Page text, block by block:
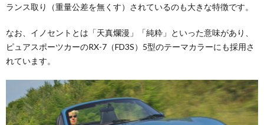
ランス取り（重量公差を無くす）されているのも大きな特徴です。
なお、イノセントとは「天真爛漫」「純粋」といった意味があり、
ピュアスポーツカーのRX-7（FD3S）5型のテーマカラーにも採用さ
れています。